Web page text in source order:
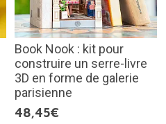
Book Nook : kit pour
construire un serre-livre
3D en forme de galerie
parisienne
48,45€